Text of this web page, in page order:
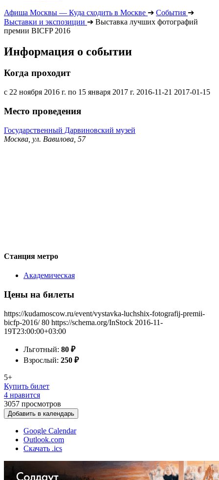
Афиша Москвы — Куда сходить в Москве ➔ События ➔
Выставки и экспозиции ➔ Выставка лучших фотографий
премии BICFP 2016
Информация о событии
Когда проходит
с 22 ноября 2016 г. по 15 января 2017 г. 2016-11-21 2017-01-15
Место проведения
Государственный Дарвиновский музей
Москва, ул. Вавилова, 57
Станция метро
Академическая
Цены на билеты
https://kudamoscow.ru/event/vystavka-luchshix-fotografij-premii-
bicfp-2016/ 80 https://schema.org/InStock 2016-11-
19T23:00:00+03:00
Льготный: 80 ₽
Взрослый: 250 ₽
5+
Купить билет
4 нравится
3057 просмотров
Добавить в календарь
Google Calendar
Outlook.com
Скачать .ics